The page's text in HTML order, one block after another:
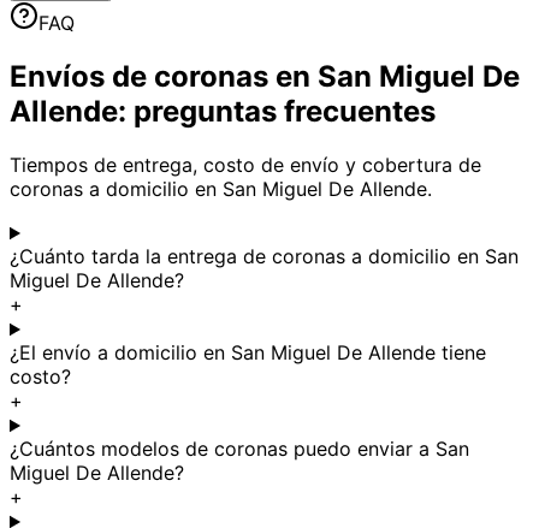
FAQ
Envíos de coronas en San Miguel De
Allende: preguntas frecuentes
Tiempos de entrega, costo de envío y cobertura de
coronas a domicilio en San Miguel De Allende.
¿Cuánto tarda la entrega de coronas a domicilio en San
Miguel De Allende?
+
¿El envío a domicilio en San Miguel De Allende tiene
costo?
+
¿Cuántos modelos de coronas puedo enviar a San
Miguel De Allende?
+